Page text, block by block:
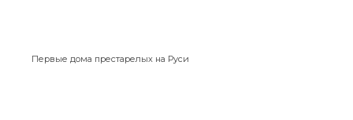
Первые дома престарелых на Руси